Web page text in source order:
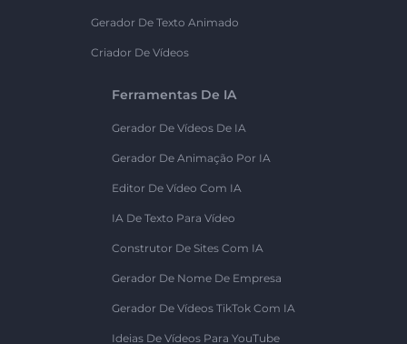
Gerador De Texto Animado
Criador De Vídeos
Ferramentas De IA
Gerador De Vídeos De IA
Gerador De Animação Por IA
Editor De Vídeo Com IA
IA De Texto Para Vídeo
Construtor De Sites Com IA
Gerador De Nome De Empresa
Gerador De Vídeos TikTok Com IA
Ideias De Vídeos Para YouTube